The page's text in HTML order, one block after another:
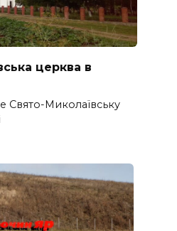
церква в
Свято-Миколаївську